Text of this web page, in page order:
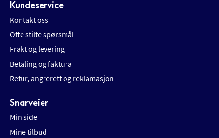
Kundeservice
Kontakt oss
Ofte stilte spørsmål
Frakt og levering
Betaling og faktura
Retur, angrerett og reklamasjon
Snarveier
Min side
Mine tilbud